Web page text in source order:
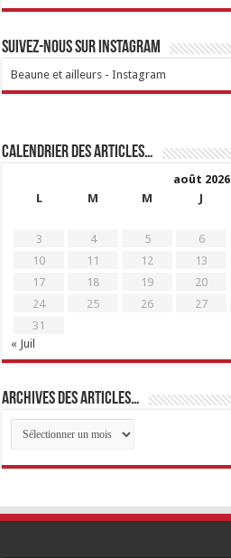
Suivez-nous sur Instagram
Beaune et ailleurs - Instagram
Calendrier des articles…
août 2026
L
M M J
3
4 5 6
10
11 12 13
17
18 19 20
24
25 26 27
31
« Juil
Archives des articles…
Archives
des
articles…